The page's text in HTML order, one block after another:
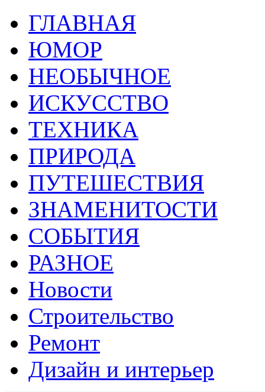
ГЛАВНАЯ
ЮМОР
НЕОБЫЧНОЕ
ИСКУССТВО
ТЕХНИКА
ПРИРОДА
ПУТЕШЕСТВИЯ
ЗНАМЕНИТОСТИ
СОБЫТИЯ
РАЗНОЕ
Новости
Строительство
Ремонт
Дизайн и интерьер